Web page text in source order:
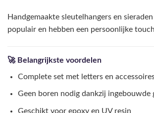
Handgemaakte sleutelhangers en
populair en hebben een persoonlijke
🚀 Belangrijkste voordelen
Complete set met letters en
Geen boren nodig dankzij ingebouwde
Geschikt voor epoxy en UV resin